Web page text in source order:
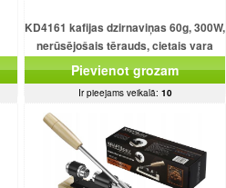
KD4161 kafijas dzirnaviņas 60g, 300W,
nerūsējošais tērauds, cietais vara
motors
Pievienot grozam
Ir pieejams veikalā: 10